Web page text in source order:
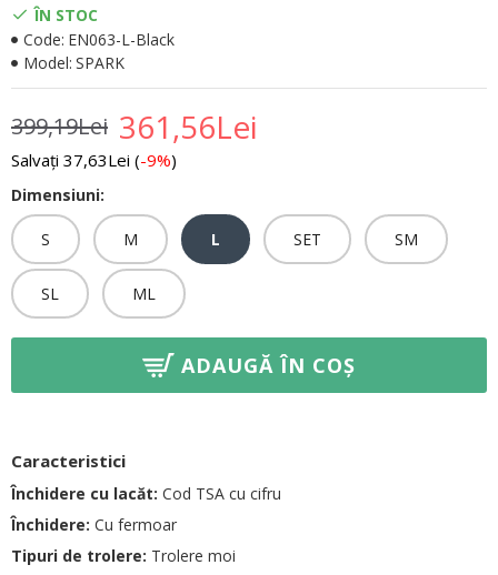
361,56Lei
399,19Lei
Salvați 37,63Lei (-9%)
ÎN STOC
Code: EN063-L-Black
Model: SPARK
Dimensiuni:
S M L SET SM
SL ML
ADAUGĂ ÎN COȘ
Caracteristici
Închidere cu lacăt: Cod TSA cu cifru
Închidere: Cu fermoar
Tipuri de trolere: Trolere moi